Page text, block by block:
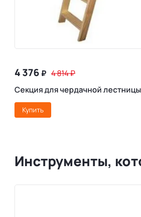
4 376 ₽ 4 814₽
Секция для чердачной лестницы
Купить
Инструменты,